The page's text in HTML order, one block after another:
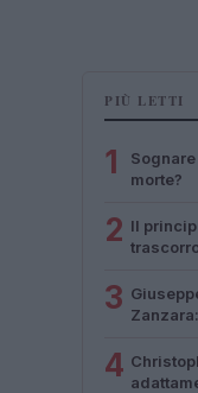
PIÙ LETTI
1
morte?
2 Il
3
4